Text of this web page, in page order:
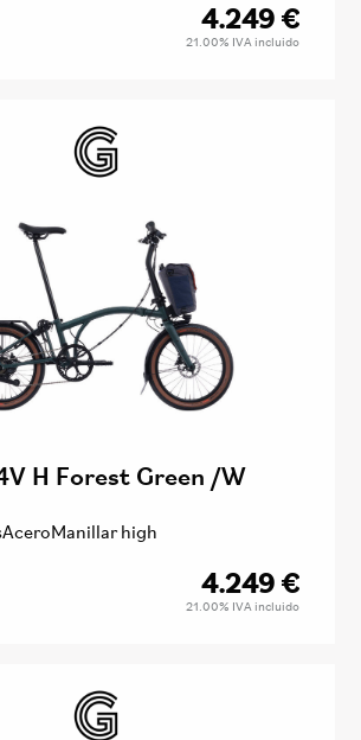
4.249 €
21.00% IVA incluido
H Forest Green /W
AceroManillar high
4.249 €
21.00% IVA incluido